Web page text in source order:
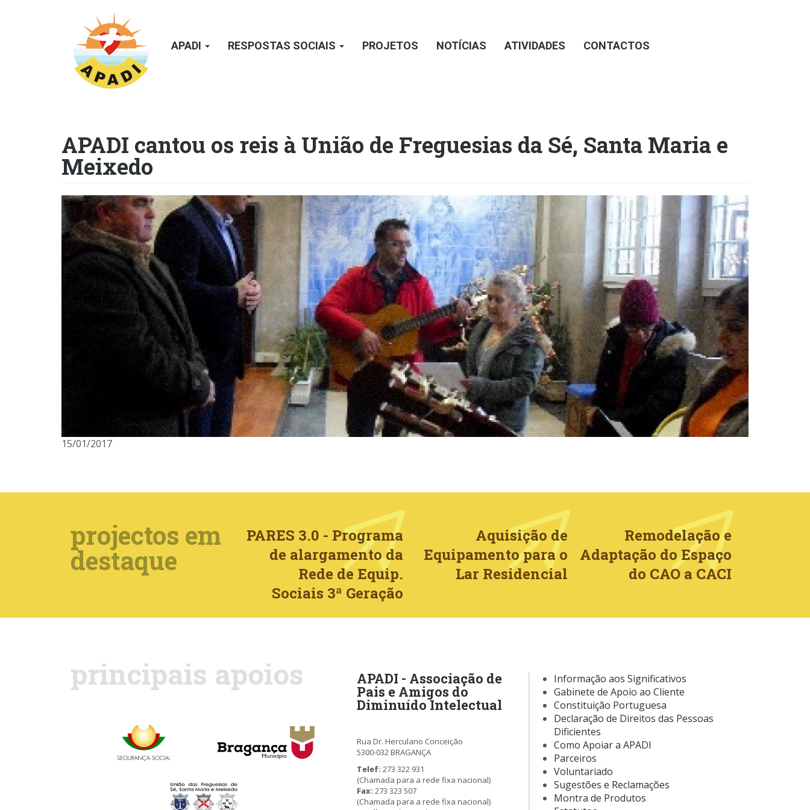
APADI RESPOSTAS SOCIAIS PROJETOS NOTÍCIAS ATIVIDADES CONTACTOS
APADI cantou os reis à União de Freguesias da Sé, Santa Maria e
Meixedo
15/01/2017
projectos em
destaque
PARES 3.0 - Programa
de alargamento da
Rede de Equip.
Sociais 3ª Geração
Aquisição de
Equipamento para o
Lar Residencial
Remodelação e
Adaptação do Espaço
do CAO a CACI
principais apoios APADI - Associação de
Pais e Amigos do
Diminuído Intelectual
Rua Dr. Herculano Conceição
5300-032 BRAGANÇA
Telef: 273 322 931
(Chamada para a rede fixa nacional)
Fax: 273 323 507
(Chamada para a rede fixa nacional)
Informação aos Significativos
Gabinete de Apoio ao Cliente
Constituição Portuguesa
Declaração de Direitos das Pessoas
Dificientes
Como Apoiar a APADI
Parceiros
Voluntariado
Sugestões e Reclamações
Montra de Produtos